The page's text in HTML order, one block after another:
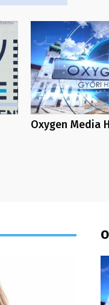
Oxygen Media